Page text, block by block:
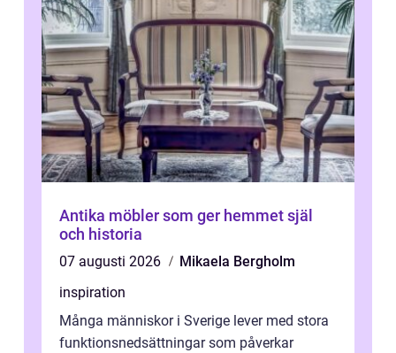
Antika möbler som ger hemmet själ
och historia
07 augusti 2026
Mikaela Bergholm
inspiration
Många människor i Sverige lever med stora
funktionsnedsättningar som påverkar